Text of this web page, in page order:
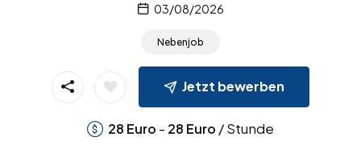
03/08/2026
Nebenjob
Jetzt bewerben
28 Euro - 28 Euro / Stunde